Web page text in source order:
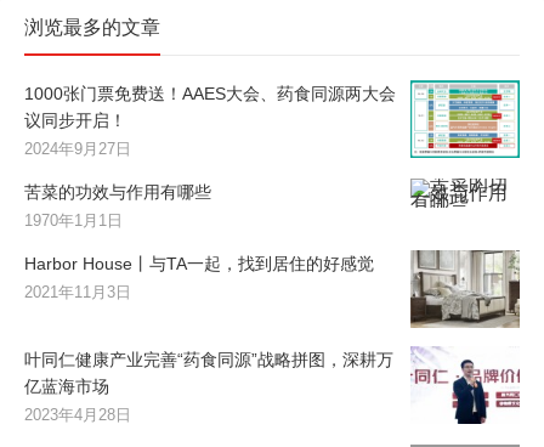
浏览最多的文章
1000张门票免费送！AAES大会、药食同源两大会
议同步开启！
2024年9月27日
苦菜的功效与作用有哪些
1970年1月1日
Harbor House丨与TA一起，找到居住的好感觉
2021年11月3日
叶同仁健康产业完善“药食同源”战略拼图，深耕万
亿蓝海市场
2023年4月28日